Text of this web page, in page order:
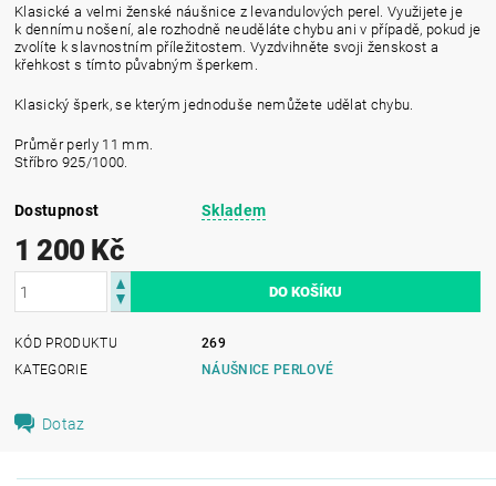
Klasické a velmi ženské náušnice z levandulových perel. Využijete je
k dennímu nošení, ale rozhodně neuděláte chybu ani v případě, pokud je
zvolíte k slavnostním příležitostem. Vyzdvihněte svoji ženskost a
křehkost s tímto půvabným šperkem.
Klasický šperk, se kterým jednoduše nemůžete udělat chybu.
Průměr perly 11 mm.
Stříbro 925/1000.
Dostupnost Skladem
1 200 Kč
KÓD PRODUKTU
269
KATEGORIE
NÁUŠNICE PERLOVÉ
Dotaz